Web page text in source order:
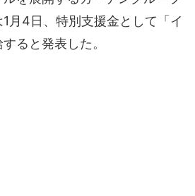
1月4日、特別支援金として「イ
ると発表した。